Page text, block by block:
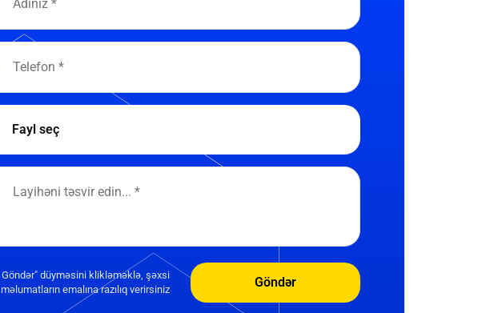
Fayl seç
Göndər" düyməsini klikləməklə, şəxsi
məlumatların emalına razılıq verirsiniz
Göndər